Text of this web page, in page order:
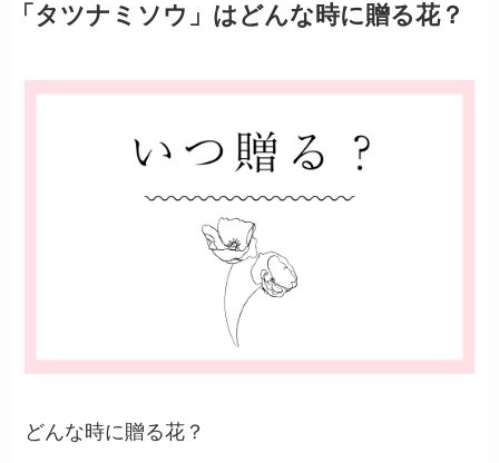
「タツナミソウ」はどんな時に贈る花？
どんな時に贈る花？